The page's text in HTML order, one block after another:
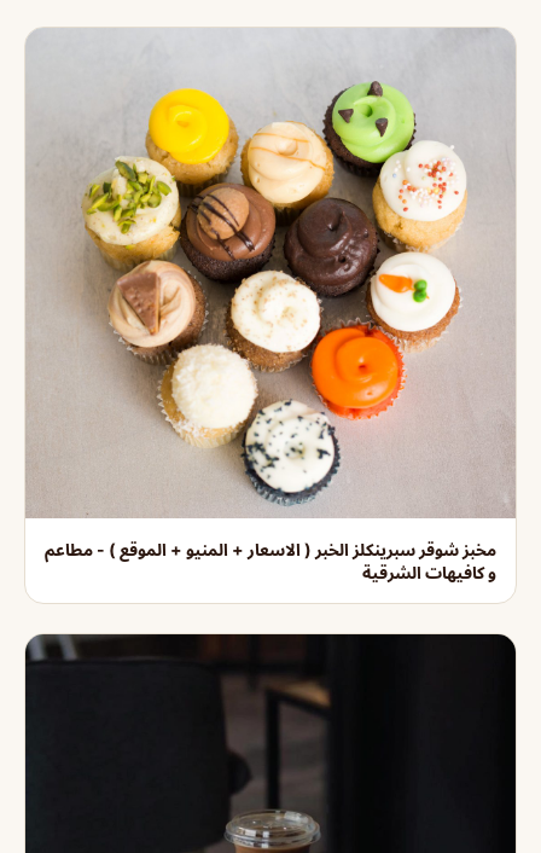
مخبز شوقر سبرينكلز الخبر ( الاسعار + المنيو + الموقع ) - مطاعم
و كافيهات الشرقية